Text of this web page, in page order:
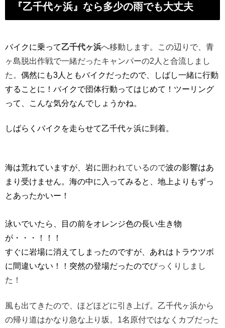
『乙千代ヶ浜』なら多少の雨でも大丈夫
バイクに乗って乙千代ヶ浜へ移動します。この辺りで、青
ヶ島脱出作戦で一緒だったキャンパーの2人と合流しまし
た。 偶然にも3人ともバイクだったので、しばし一緒に行動
することに！バイクで団体行動ってはじめて！ツーリング
って、こんな気分なんでしょうかね。
しばらくバイクを走らせて乙千代ヶ浜に到着。
海は荒れていますが、岩に囲われているので波の影響はあ
まり受け ません。 海の中に入ってみると、地上よりもずっ
とあったかいー！
泳いでいたら、目の前をオレンジ色の長い生き物
が・・・！！！
すぐに岩場に消えてしまったのですが、あれはトラウツボ
に間違いない！！突然の登場だったのでびっくりしまし
た！
風も出てきたので、ほどほどに引き上げ。乙千代ヶ浜から
の帰り道はかなり急な上り坂。1名原付ではなくカブだった